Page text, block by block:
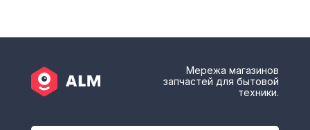
Мережа магазинов
запчастей для бытовой
техники.